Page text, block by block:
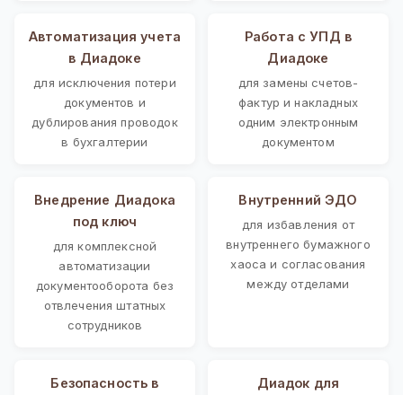
Автоматизация учета
в Диадоке
для исключения потери
документов и
дублирования проводок
в бухгалтерии
Работа с УПД в
Диадоке
для замены счетов-
фактур и накладных
одним электронным
документом
Внедрение Диадока
под ключ
для комплексной
автоматизации
документооборота без
отвлечения штатных
сотрудников
Внутренний ЭДО
для избавления от
внутреннего бумажного
хаоса и согласования
между отделами
Безопасность в
Диадок для